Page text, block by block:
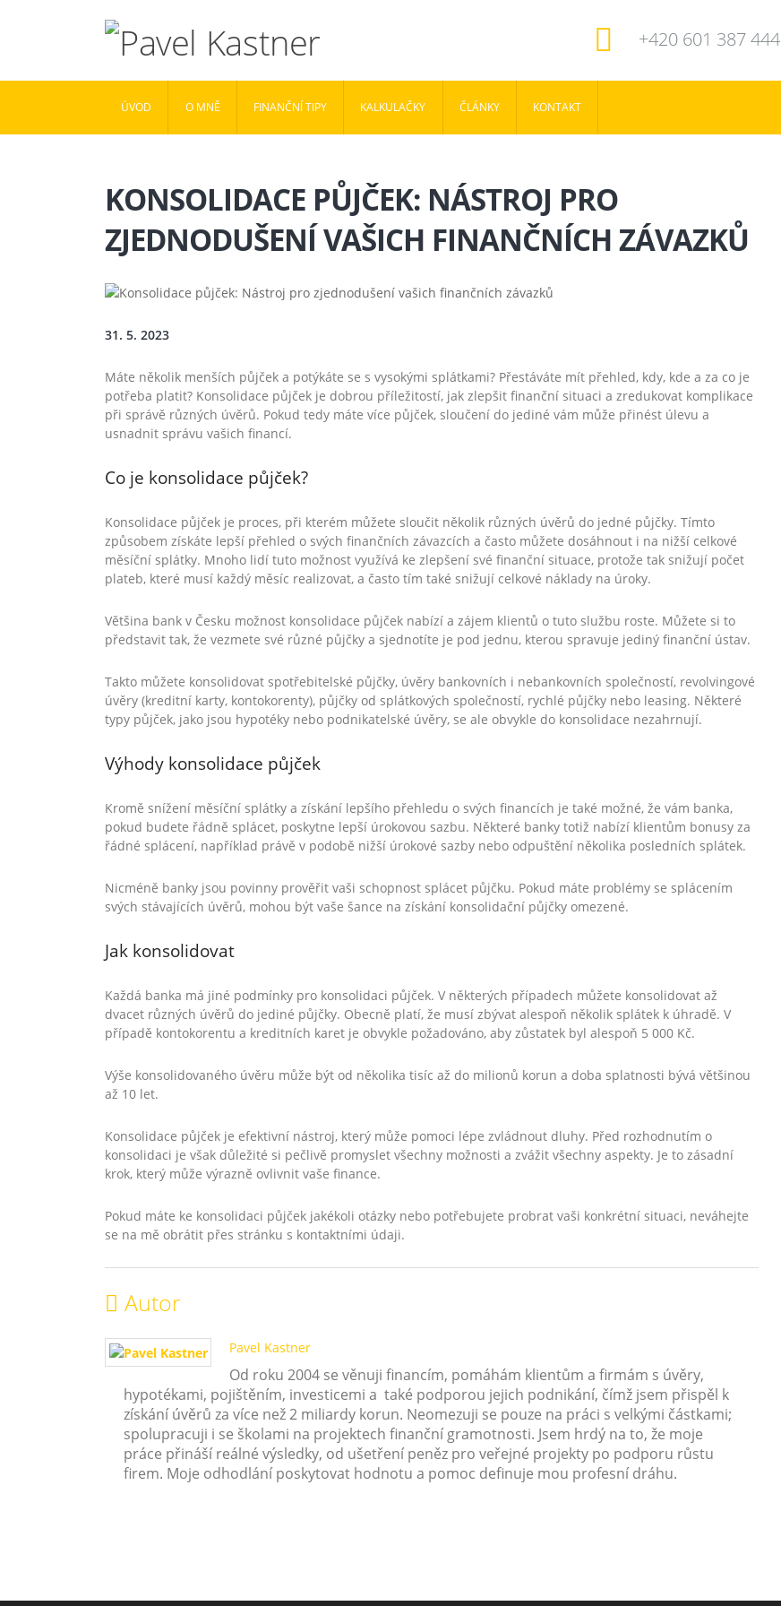
+420 601 387 444
ÚVOD O MNĚ FINANČNÍ TIPY KALKULAČKY ČLÁNKY KONTAKT
KONSOLIDACE PŮJČEK: NÁSTROJ PRO
ZJEDNODUŠENÍ VAŠICH FINANČNÍCH ZÁVAZKŮ
31. 5. 2023
Máte několik menších půjček a potýkáte se s vysokými splátkami? Přestáváte mít přehled, kdy, kde a za co je
potřeba platit? Konsolidace půjček je dobrou příležitostí, jak zlepšit finanční situaci a zredukovat komplikace
při správě různých úvěrů. Pokud tedy máte více půjček, sloučení do jediné vám může přinést úlevu a
usnadnit správu vašich financí.
Co je konsolidace půjček?
Konsolidace půjček je proces, při kterém můžete sloučit několik různých úvěrů do jedné půjčky. Tímto
způsobem získáte lepší přehled o svých finančních závazcích a často můžete dosáhnout i na nižší celkové
měsíční splátky. Mnoho lidí tuto možnost využívá ke zlepšení své finanční situace, protože tak snižují počet
plateb, které musí každý měsíc realizovat, a často tím také snižují celkové náklady na úroky.
Většina bank v Česku možnost konsolidace půjček nabízí a zájem klientů o tuto službu roste. Můžete si to
představit tak, že vezmete své různé půjčky a sjednotíte je pod jednu, kterou spravuje jediný finanční ústav.
Takto můžete konsolidovat spotřebitelské půjčky, úvěry bankovních i nebankovních společností, revolvingové
úvěry (kreditní karty, kontokorenty), půjčky od splátkových společností, rychlé půjčky nebo leasing. Některé
typy půjček, jako jsou hypotéky nebo podnikatelské úvěry, se ale obvykle do konsolidace nezahrnují.
Výhody konsolidace půjček
Kromě snížení měsíční splátky a získání lepšího přehledu o svých financích je také možné, že vám banka,
pokud budete řádně splácet, poskytne lepší úrokovou sazbu. Některé banky totiž nabízí klientům bonusy za
řádné splácení, například právě v podobě nižší úrokové sazby nebo odpuštění několika posledních splátek.
Nicméně banky jsou povinny prověřit vaši schopnost splácet půjčku. Pokud máte problémy se splácením
svých stávajících úvěrů, mohou být vaše šance na získání konsolidační půjčky omezené.
Jak konsolidovat
Každá banka má jiné podmínky pro konsolidaci půjček. V některých případech můžete konsolidovat až
dvacet různých úvěrů do jediné půjčky. Obecně platí, že musí zbývat alespoň několik splátek k úhradě. V
případě kontokorentu a kreditních karet je obvykle požadováno, aby zůstatek byl alespoň 5 000 Kč.
Výše konsolidovaného úvěru může být od několika tisíc až do milionů korun a doba splatnosti bývá většinou
až 10 let.
Konsolidace půjček je efektivní nástroj, který může pomoci lépe zvládnout dluhy. Před rozhodnutím o
konsolidaci je však důležité si pečlivě promyslet všechny možnosti a zvážit všechny aspekty. Je to zásadní
krok, který může výrazně ovlivnit vaše finance.
Pokud máte ke konsolidaci půjček jakékoli otázky nebo potřebujete probrat vaši konkrétní situaci, neváhejte
se na mě obrátit přes stránku s kontaktními údaji.
Autor
Pavel Kastner
Od roku 2004 se věnuji financím, pomáhám klientům a firmám s úvěry,
hypotékami, pojištěním, investicemi a také podporou jejich podnikání, čímž jsem přispěl k
získání úvěrů za více než 2 miliardy korun. Neomezuji se pouze na práci s velkými částkami;
spolupracuji i se školami na projektech finanční gramotnosti. Jsem hrdý na to, že moje
práce přináší reálné výsledky, od ušetření peněz pro veřejné projekty po podporu růstu
firem. Moje odhodlání poskytovat hodnotu a pomoc definuje mou profesní dráhu.